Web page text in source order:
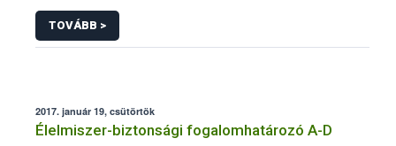
TOVÁBB >
2017. január 19, csütörtök
Élelmiszer-biztonsági fogalomhatározó A-D